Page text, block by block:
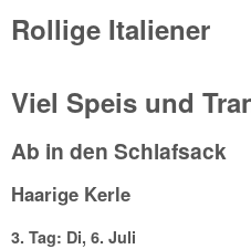
Rollige Italiener
Viel Speis und
Ab in den Schlafsack
Haarige Kerle
3. Tag: Di, 6. Juli